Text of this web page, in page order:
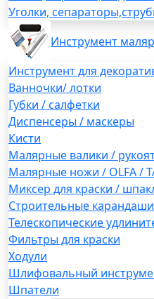
Уголки,
Инструмент
Инструмент для
Ванночки/ лотки
Губки / салфетки
Диспенсеры / маскеры
Кисти
Малярные валики /
Малярные ножи / OLFA /
Миксер для краски /
Строительные
Телескопические
Фильтры для краски
Ходули
Шлифовальный
Шпатели